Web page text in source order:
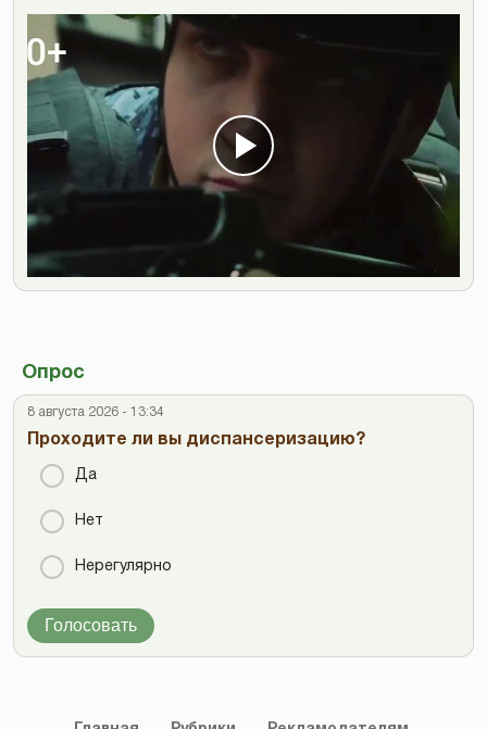
Опрос
8 августа 2026 - 13:34
Проходите ли вы диспансеризацию?
Да
Нет
Нерегулярно
Голосовать